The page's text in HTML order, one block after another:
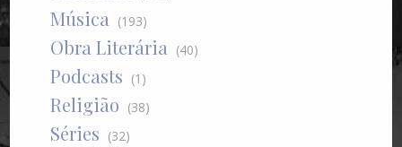
Música (193)
Obra Literária (40)
Podcasts (1)
Religião (38)
Séries (32)